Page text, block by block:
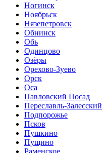
Ногинск
Ноябрьск
Нязепетровск
Обнинск
Обь
Одинцово
Озёры
Орехово-Зуево
Орск
Оса
Павловский Посад
Переславль-Залесский
Подпорожье
Псков
Пушкино
Пущино
Раменское